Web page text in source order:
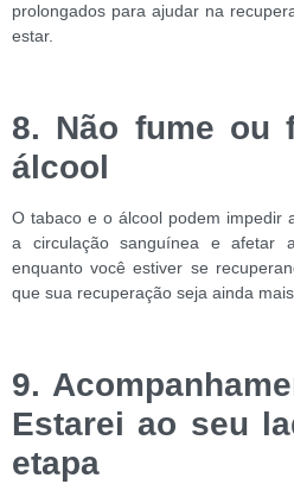
prolongados para ajudar na
estar.
8. Não fume ou
álcool
O tabaco e o álcool podem impedir
a circulação sanguínea e afetar
enquanto você estiver se
que sua recuperação seja ainda
9.
Estarei ao seu
etapa